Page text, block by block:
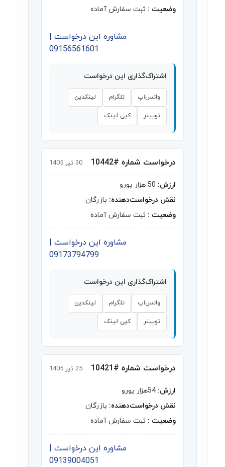
وضعیت : ثبت سفارش آماده
مشاوره این درخواست |
09156561601
اشتراک‌گذاری این درخواست
واتس‌اپ تلگرام لینکدین
توییتر کپی لینک
درخواست شماره #10442 30 تیر 1405
ارزش:
نقش درخواست‌دهنده: بازرگان
وضعیت : ثبت سفارش آماده
مشاوره این درخواست |
09173794799
اشتراک‌گذاری این درخواست
واتس‌اپ تلگرام لینکدین
توییتر کپی لینک
درخواست شماره #10421 25 تیر 1405
ارزش:
نقش درخواست‌دهنده: بازرگان
وضعیت : ثبت سفارش آماده
مشاوره این درخواست |
09139004051